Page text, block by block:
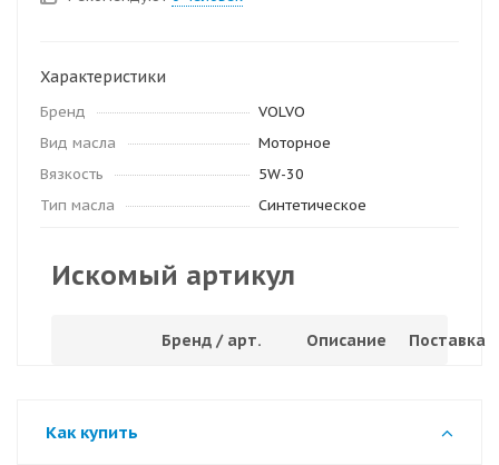
Характеристики
Бренд
VOLVO
Вид масла
Моторное
Вязкость
5W-30
Тип масла
Синтетическое
Искомый артикул
Бренд / арт. Описание Поставка
Как купить